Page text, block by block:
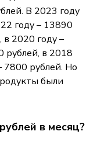
В 2023 году
году – 13890
в 2020 году –
рублей, в 2018
7800 рублей. Но
были
в месяц?